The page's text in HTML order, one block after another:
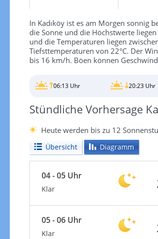
In Kadıköy ist es am Morgen sonnig
die Sonne und die Höchstwerte
und die Temperaturen liegen
Tiefsttemperaturen von 22°C. Der
bis 16 km/h. Böen können
06:13 Uhr 20:23 Uhr
Stündliche Vorhersage
Heute werden bis zu 12
Übersicht Diagramm
04 - 05 Uhr
Klar
05 - 06 Uhr
Klar